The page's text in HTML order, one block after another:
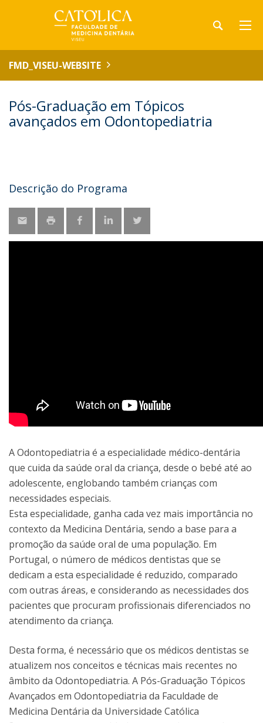
FMD_VISEU-WEBSITE
Pós-Graduação em Tópicos
avançados em Odontopediatria
Descrição do Programa
A Odontopediatria é a especialidade médico-dentária
que cuida da saúde oral da criança, desde o bebé até ao
adolescente, englobando também crianças com
necessidades especiais.
Esta especialidade, ganha cada vez mais importância no
contexto da Medicina Dentária, sendo a base para a
promoção da saúde oral de uma população. Em
Portugal, o número de médicos dentistas que se
dedicam a esta especialidade é reduzido, comparado
com outras áreas, e considerando as necessidades dos
pacientes que procuram profissionais diferenciados no
atendimento da criança.
Desta forma, é necessário que os médicos dentistas se
atualizem nos conceitos e técnicas mais recentes no
âmbito da Odontopediatria. A Pós-Graduação Tópicos
Avançados em Odontopediatria da Faculdade de
Medicina Dentária da Universidade Católica